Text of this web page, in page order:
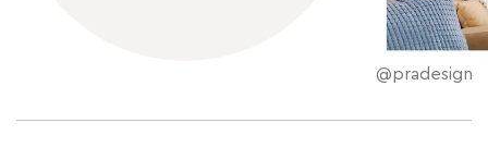
@pradesign